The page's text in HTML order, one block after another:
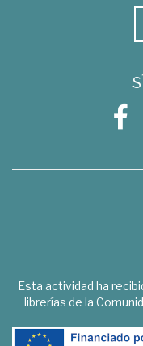
Esta actividad ha
librerías de la